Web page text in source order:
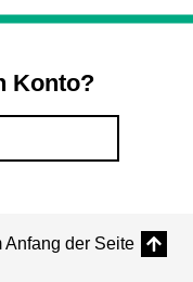
Konto?
Anfang der Seite